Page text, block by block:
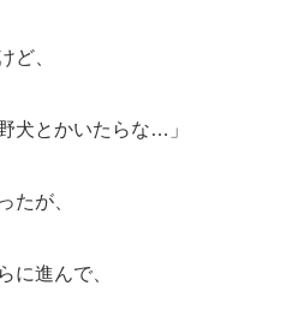
ど、
犬とかいたらな…」
たが、
に進んで、